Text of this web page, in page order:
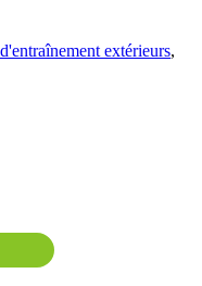
extérieurs,